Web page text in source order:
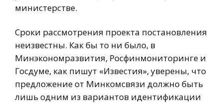
министерстве.
Сроки рассмотрения проекта постановления
неизвестны. Как бы то ни было, в
Минэкономразвития, Росфинмониторинге и
Госдуме, как пишут «Известия», уверены, что
предложение от Минкомсвязи должно быть
лишь одним из вариантов идентификации